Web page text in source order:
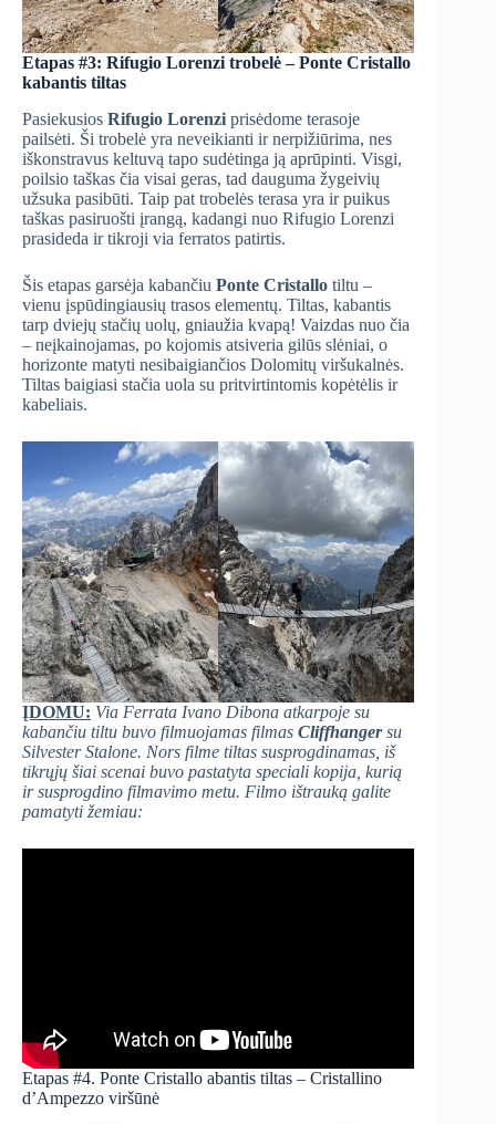
Etapas #3: Rifugio Lorenzi trobelė – Ponte Cristallo
kabantis tiltas
Pasiekusios Rifugio Lorenzi prisėdome terasoje
pailsėti. Ši trobelė yra neveikianti ir nerpižiūrima, nes
iškonstravus keltuvą tapo sudėtinga ją aprūpinti. Visgi,
poilsio taškas čia visai geras, tad dauguma žygeivių
užsuka pasibūti. Taip pat trobelės terasa yra ir puikus
taškas pasiruošti įrangą, kadangi nuo Rifugio Lorenzi
prasideda ir tikroji via ferratos patirtis.
Šis etapas garsėja kabančiu Ponte Cristallo tiltu –
vienu įspūdingiausių trasos elementų. Tiltas, kabantis
tarp dviejų stačių uolų, gniaužia kvapą! Vaizdas nuo čia
– neįkainojamas, po kojomis atsiveria gilūs slėniai, o
horizonte matyti nesibaigiančios Dolomitų viršukalnės.
Tiltas baigiasi stačia uola su pritvirtintomis kopėtėlis ir
kabeliais.
ĮDOMU: Via Ferrata Ivano Dibona atkarpoje su
kabančiu tiltu buvo filmuojamas filmas Cliffhangersu
Silvester Stalone. Nors filme tiltas susprogdinamas, iš
tikrųjų šiai scenai buvo pastatyta speciali kopija, kurią
ir susprogdino filmavimo metu. Filmo ištrauką galite
pamatyti žemiau:
Etapas #4. Ponte Cristallo abantis tiltas – Cristallino
d’Ampezzo viršūnė